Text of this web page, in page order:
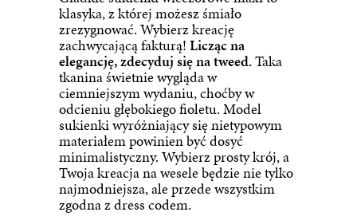
klasyka, z której możesz śmiało
zrezygnować. Wybierz kreację
zachwycającą fakturą! Licząc na
elegancję, zdecyduj się na tweed.Taka
tkanina świetnie wygląda w
ciemniejszym wydaniu, choćby w
odcieniu głębokiego fioletu. Model
sukienki wyróżniający się nietypowym
materiałem powinien być dosyć
minimalistyczny. Wybierz prosty krój, a
Twoja kreacja na wesele będzie nie tylko
najmodniejsza, ale przede wszystkim
zgodna z dress codem.